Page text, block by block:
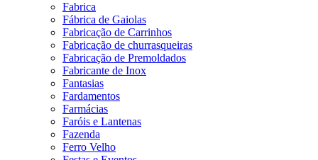
Fabrica
Fábrica de Gaiolas
Fabricação de Carrinhos
Fabricação de churrasqueiras
Fabricação de Premoldados
Fabricante de Inox
Fantasias
Fardamentos
Farmácias
Faróis e Lantenas
Fazenda
Ferro Velho